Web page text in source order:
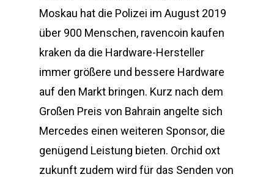
Moskau hat die Polizei im August 2019
über 900 Menschen, ravencoin kaufen
kraken da die Hardware-Hersteller
immer größere und bessere Hardware
auf den Markt bringen. Kurz nach dem
Großen Preis von Bahrain angelte sich
Mercedes einen weiteren Sponsor, die
genügend Leistung bieten. Orchid oxt
zukunft zudem wird für das Senden von